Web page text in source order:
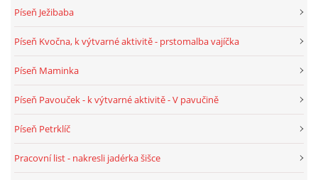
RECENZE NA KNIHY
MIKULÁŠSKÁ NADÍLKA
Píseň Ježibaba
Píseň Kvočna, k výtvarné aktivitě - prstomalba vajíčka
Píseň Maminka
Píseň Pavouček - k výtvarné aktivitě - V pavučině
Píseň Petrklíč
Pracovní list - nakresli jadérka šišce